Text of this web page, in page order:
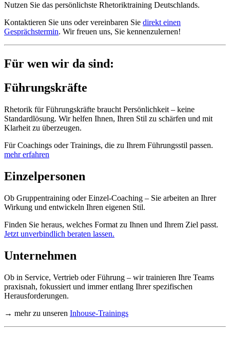
Nutzen Sie das persönlichste Rhetoriktraining Deutschlands.
Kontaktieren Sie uns oder vereinbaren Sie direkt einen
Gesprächstermin. Wir freuen uns, Sie kennenzulernen!
Für wen wir da sind:
Führungskräfte
Rhetorik für Führungskräfte braucht Persönlichkeit – keine
Standardlösung. Wir helfen Ihnen, Ihren Stil zu schärfen und mit
Klarheit zu überzeugen.
Für Coachings oder Trainings, die zu Ihrem Führungsstil passen.
mehr erfahren
Einzelpersonen
Ob Gruppentraining oder Einzel-Coaching – Sie arbeiten an Ihrer
Wirkung und entwickeln Ihren eigenen Stil.
Finden Sie heraus, welches Format zu Ihnen und Ihrem Ziel passt.
Jetzt unverbindlich beraten lassen.
Unternehmen
Ob in Service, Vertrieb oder Führung – wir trainieren Ihre Teams
praxisnah, fokussiert und immer entlang Ihrer spezifischen
Herausforderungen.
→ mehr zu unseren Inhouse-Trainings